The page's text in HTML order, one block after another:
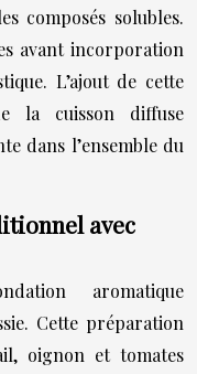
composés solubles.
avant incorporation
L’ajout de cette
la cuisson diffuse
dans l’ensemble du
avec
aromatique
Cette préparation
oignon et tomates